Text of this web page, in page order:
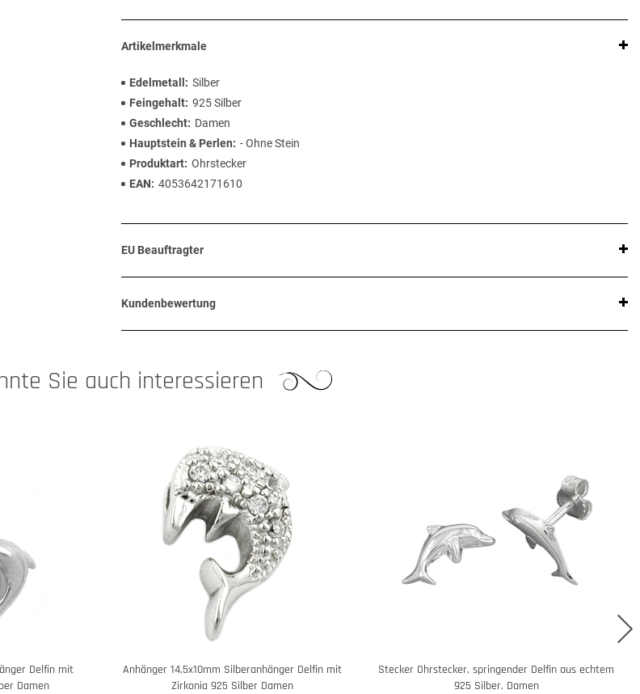
Artikelmerkmale
Edelmetall
Silber
Feingehalt 925 Silber
Geschlecht
Damen
Hauptstein & Perlen
- Ohne Stein
Produktart Ohrstecker
EAN
4053642171610
EU Beauftragter
Kundenbewertung
Sie auch interessieren
Delfin mit
Damen
Anhänger 14,5x10mm Silberanhänger Delfin mit
Zirkonia 925 Silber Damen
Stecker Ohrstecker, springender Delfin aus echtem
925 Silber, Damen